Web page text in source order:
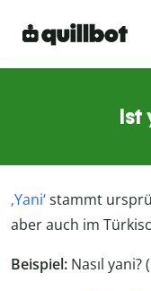
Ist
‚Yani‘stammt
aber auch im
Beispiel: Nasıl